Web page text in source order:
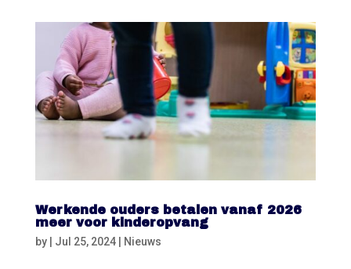
Werkende ouders betalen vanaf 2026
meer voor kinderopvang
by Jul 25, 2024| Nieuws